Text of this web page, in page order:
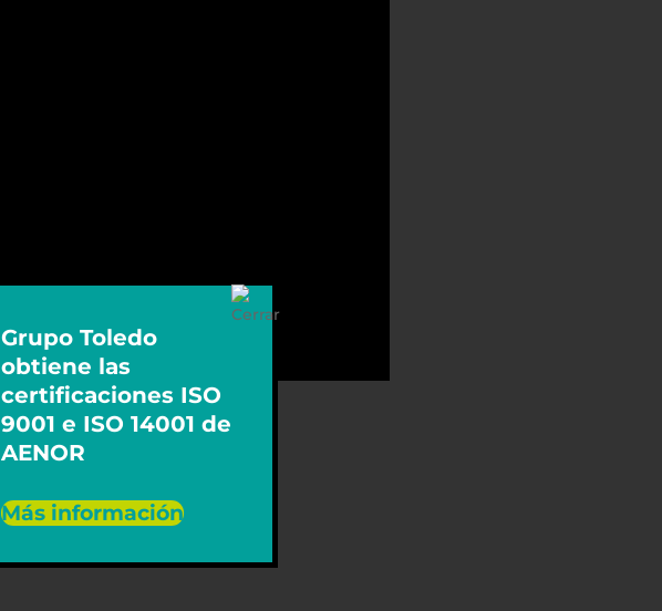
Grupo Toledo
obtiene las
certificaciones ISO
9001 e ISO 14001 de
AENOR
Más información